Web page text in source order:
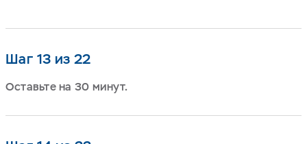
Шаг 13 из 22
Оставьте на 30 минут.